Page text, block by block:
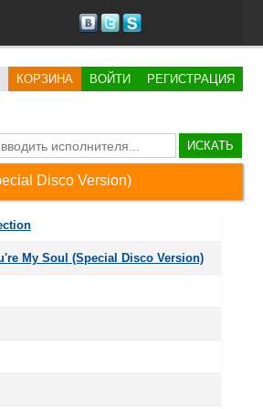
КОРЗИНА ВОЙТИ РЕГИСТРАЦИЯ
ИСКАТЬ
Disco Version)
My Soul (Special Disco Version)